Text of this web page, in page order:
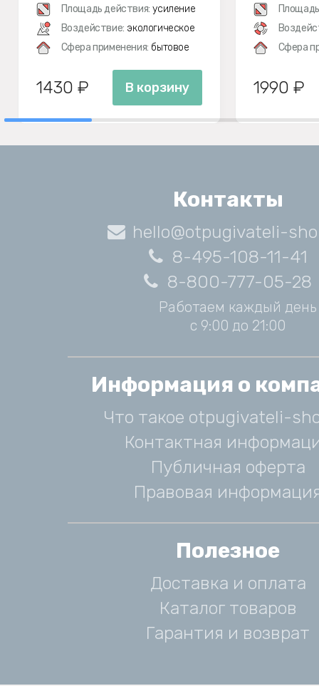
Площадь действия: усиление
Воздействие: экологическое
Сфера применения: бытовое
1430 ₽ В корзину
Сфера
1990 ₽
Контакты
hello@otpugivateli-
8-495-108-11-41
8-800-777-05-28
Работаем каждый день
с 9:00 до 21:00
Информация о
Что такое otpugivateli-
Контактная
Публичная оферта
Правовая
Полезное
Доставка и оплата
Каталог товаров
Гарантия и возврат